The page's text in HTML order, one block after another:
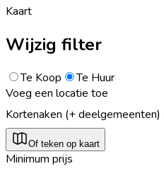
Kaart
Wijzig filter
Te Koop
Te Huur
Voeg een locatie toe
Kortenaken (+ deelgemeenten)
Of teken op kaart
Minimum prijs